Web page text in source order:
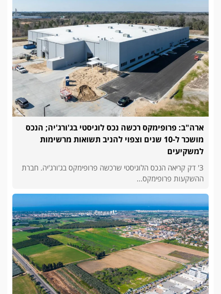
ארה"ב: פרופימקס רכשה נכס לוגיסטי בג'ורג'יה; הנכס
מושכר ל-10 שנים וצפוי להניב תשואות מרשימות
למשקיעים
3' דק קריאה הנכס הלוגיסטי שרכשה פרופימקס בג'ורג'יה. חברת
ההשקעות פרופימקס...